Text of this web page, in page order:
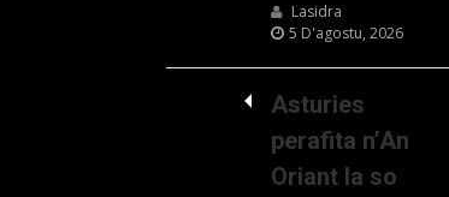
Lasidra
5 D'agostu, 2026
Asturies
perafita n’An
Oriant la so